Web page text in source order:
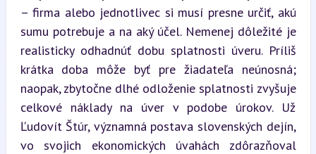
– firma alebo jednotlivec si musí presne určiť, akú
sumu potrebuje a na aký účel. Nemenej dôležité je
realisticky odhadnúť dobu splatnosti úveru. Príliš
krátka doba môže byť pre žiadateľa neúnosná;
naopak, zbytočne dlhé odloženie splatnosti zvyšuje
celkové náklady na úver v podobe úrokov. Už
Ľudovít Štúr, významná postava slovenských dejín,
vo svojich ekonomických úvahách zdôrazňoval